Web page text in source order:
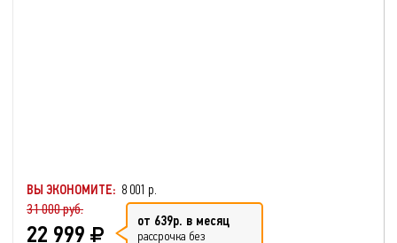
ВЫ ЭКОНОМИТЕ: 8 001 р.
31 000 руб.
22 999 от 639р. в месяц
рассрочка без